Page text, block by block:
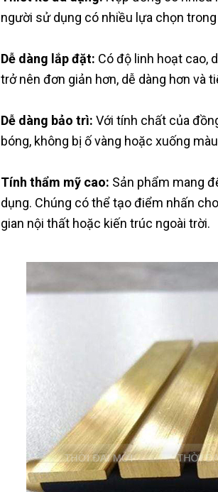
người sử dụng có nhiều lựa chọn
Dễ dàng lắp đặt: Có độ linh hoạt cao,
trở nên đơn giản hơn, dễ dàng hơn và
Dễ dàng bảo trì: Với tính chất của
bóng, không bị ố vàng hoặc xuống
Tính thẩm mỹ cao: Sản phẩm mang
dụng. Chúng có thể tạo điểm nhấn
gian nội thất hoặc kiến trúc ngoài trời.